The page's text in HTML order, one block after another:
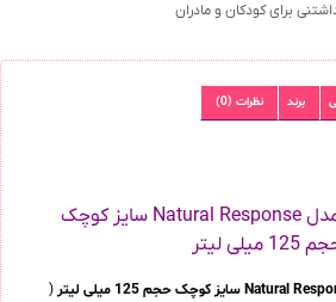
برای کودکان و مادران
برند نظرات (0)
شیشه شیر اونت مدل Natural Response سایز کوچک
میلی لیتر
(